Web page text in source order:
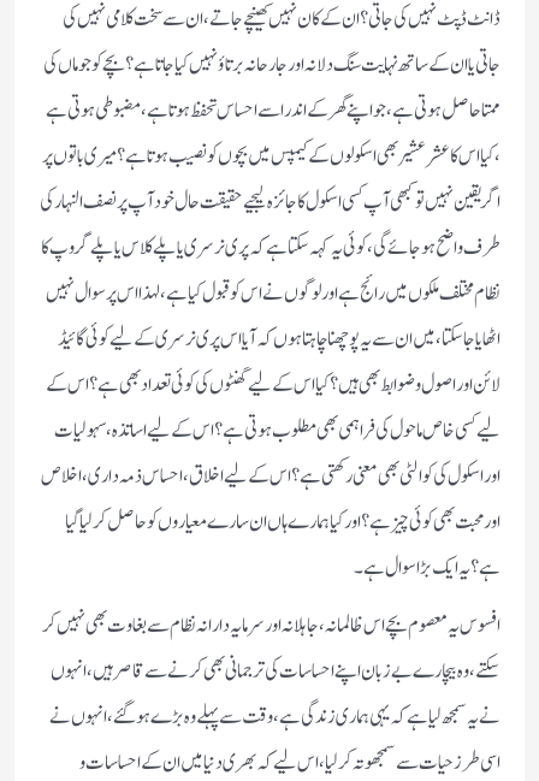
ڈانٹ ڈپٹ نہیں کی جاتی؟ ان کے کان نہیں کھینچے جاتے، ان سے سخت کلامی نہیں کی
جاتی یا ان کے ساتھ نہایت سنگ دلانہ اور جارحانہ برتاؤ نہیں کیا جاتا ہے؟ بچے کو جو ماں کی
ممتا حاصل ہوتی ہے، جو اپنے گھر کے اندر اسے احساس تحفظ ہوتا ہے، مضبوطی ہوتی ہے
،کیا اس کا عشر عشیر بھی اسکولوں کے کیمپس میں بچوں کو نصیب ہوتا ہے؟ میری باتوں پر
اگر یقین نہیں تو کبھی آپ کسی اسکول کا جائزہ لیجیے حقیقت حال خود آپ پر نصف النہار کی
طرف واضح ہوجائے گی، کوئی یہ کہہ سکتا ہے کہ پری نرسری یا پلے کلاس یا پلے گروپ کا
نظام مختلف ملکوں میں رائج ہے اور لوگوں نے اس کو قبول کیا ہے، لہذا اس پر سوال نہیں
اٹھایا جاسکتا، میں ان سے یہ پوچھنا چاہتا ہوں کہ آیا اس پری نرسری کے لیے کوئی گائیڈ
لائن اور اصول وضوابط بھی ہیں؟ کیا اس کے لیے گھنٹوں کی کوئی تعداد بھی ہے؟ اس کے
لیے کسی خاص ماحول کی فراہمی بھی مطلوب ہوتی ہے؟ اس کے لیے اساتذہ، سہولیات
اور اسکول کی کوالٹی بھی معنی رکھتی ہے؟ اس کے لیے اخلاق، احساس ذمہ داری، اخلاص
اور محبت بھی کوئی چیز ہے؟ اور کیا ہمارے ہاں ان سارے معیاروں کو حاصل کر لیا گیا
ہے؟ یہ ایک بڑا سوال ہے۔
افسوس یہ معصوم بچے اس ظالمانہ، جاہلانہ اور سرمایہ دارانہ نظام سے بغاوت بھی نہیں کر
سکتے، وہ بیچارے بے زبان اپنے احساسات کی ترجمانی بھی کرنے سے قاصر ہیں، انہوں
نے یہ سمجھ لیا ہے کہ یہی ہماری زندگی ہے، وقت سے پہلے وہ بڑے ہوگئے، انہوں نے
اسی طرز حیات سے سمجھوتہ کرلیا، اس لیے کہ بھری دنیا میں ان کے احساسات و